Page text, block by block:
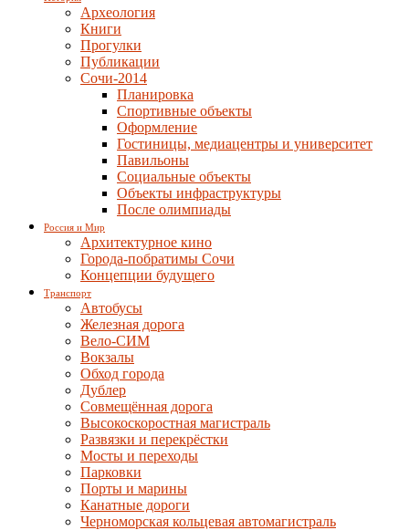
Археология
Книги
Прогулки
Публикации
Сочи-2014
Планировка
Спортивные объекты
Оформление
Гостиницы, медиацентры и университет
Павильоны
Социальные объекты
Объекты инфраструктуры
После олимпиады
Россия и Мир
Архитектурное кино
Города-побратимы Сочи
Концепции будущего
Транспорт
Автобусы
Железная дорога
Вело-СИМ
Вокзалы
Обход города
Дублер
Совмещённая дорога
Высокоскоростная магистраль
Развязки и перекрёстки
Мосты и переходы
Парковки
Порты и марины
Канатные дороги
Черноморская кольцевая автомагистраль